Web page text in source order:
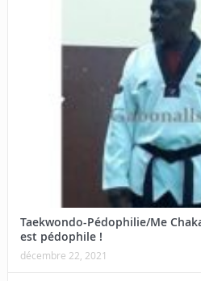
Taekwondo-Pédophilie/Me
est pédophile !
décembre 22, 2021